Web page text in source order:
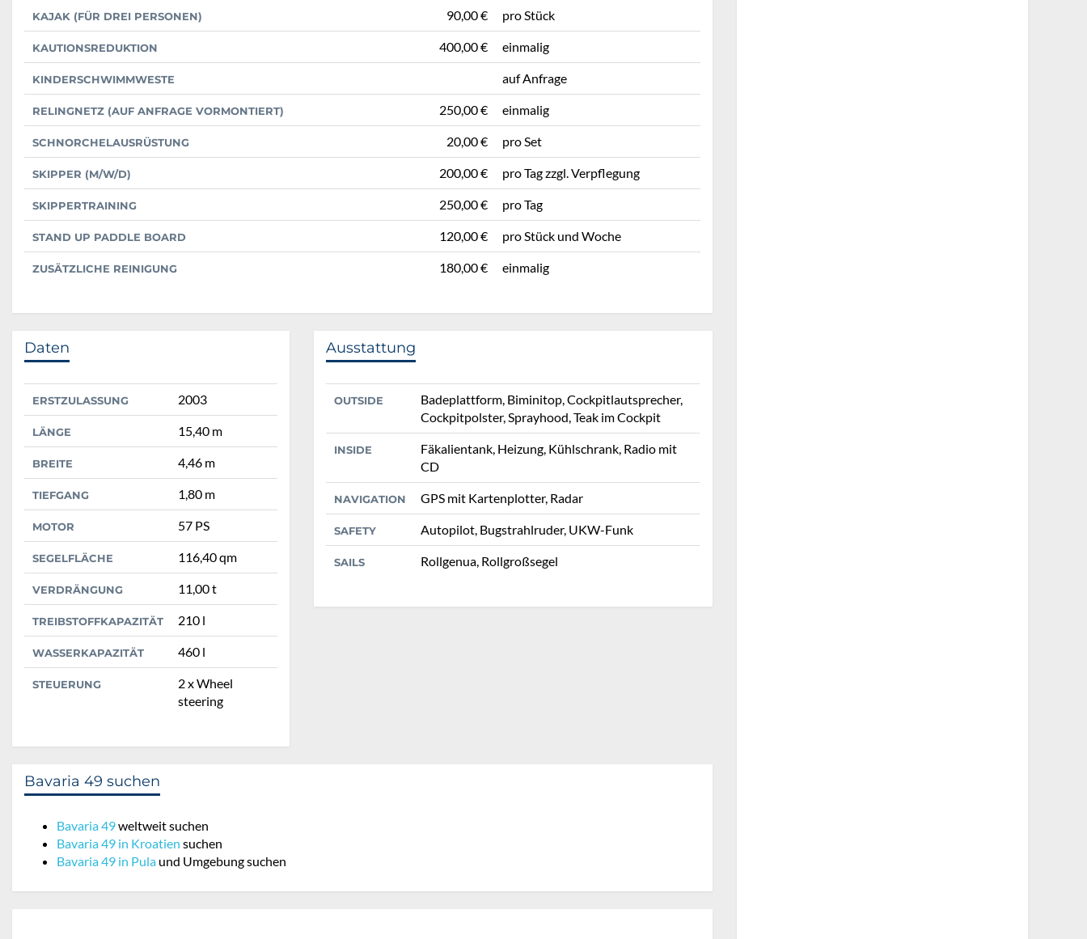
KAJAK (FÜR DREI PERSONEN) 90,00 € pro Stück
KAUTIONSREDUKTION 400,00 € einmalig
KINDERSCHWIMMWESTE auf Anfrage
RELINGNETZ (AUF ANFRAGE VORMONTIERT) 250,00 € einmalig
SCHNORCHELAUSRÜSTUNG 20,00 € pro Set
SKIPPER (M/W/D) 200,00 € pro Tag zzgl. Verpflegung
SKIPPERTRAINING 250,00 € pro Tag
STAND UP PADDLE BOARD 120,00 € pro Stück und Woche
ZUSÄTZLICHE REINIGUNG 180,00 € einmalig
Daten
ERSTZULASSUNG 2003
LÄNGE 15,40 m
BREITE 4,46 m
TIEFGANG 1,80 m
MOTOR 57 PS
SEGELFLÄCHE 116,40 qm
VERDRÄNGUNG 11,00 t
TREIBSTOFFKAPAZITÄT 210 l
WASSERKAPAZITÄT 460 l
STEUERUNG
2 x Wheel
steering
Ausstattung
OUTSIDE
Badeplattform, Biminitop, Cockpitlautsprecher,
Cockpitpolster, Sprayhood, Teak im Cockpit
INSIDE
Fäkalientank, Heizung, Kühlschrank, Radio mit
CD
NAVIGATION GPS mit Kartenplotter, Radar
SAFETY Autopilot, Bugstrahlruder, UKW-Funk
SAILS Rollgenua, Rollgroßsegel
Bavaria 49 suchen
Bavaria 49weltweit suchen
Bavaria 49 in Kroatien suchen
Bavaria 49 in Pula und Umgebung suchen